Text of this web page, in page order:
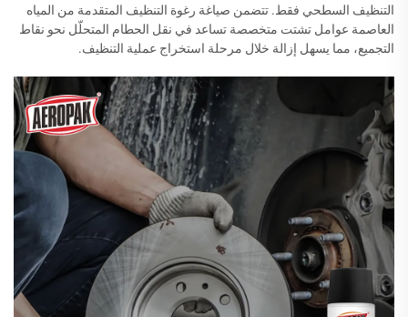
التنظيف السطحي فقط. تتضمن صياغة رغوة التنظيف المتقدمة من المياه
العاصمة عوامل تشتت متخصصة تساعد في نقل الحطام المتحلّل نحو نقاط
التجميع، مما يسهل إزالة خلال مرحلة استخراج عملية التنظيف.